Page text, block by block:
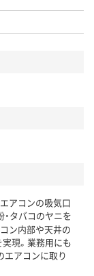
アコンの吸気口
タバコのヤニを
ン内部や天井の
現。業務用にも
エアコンに取り